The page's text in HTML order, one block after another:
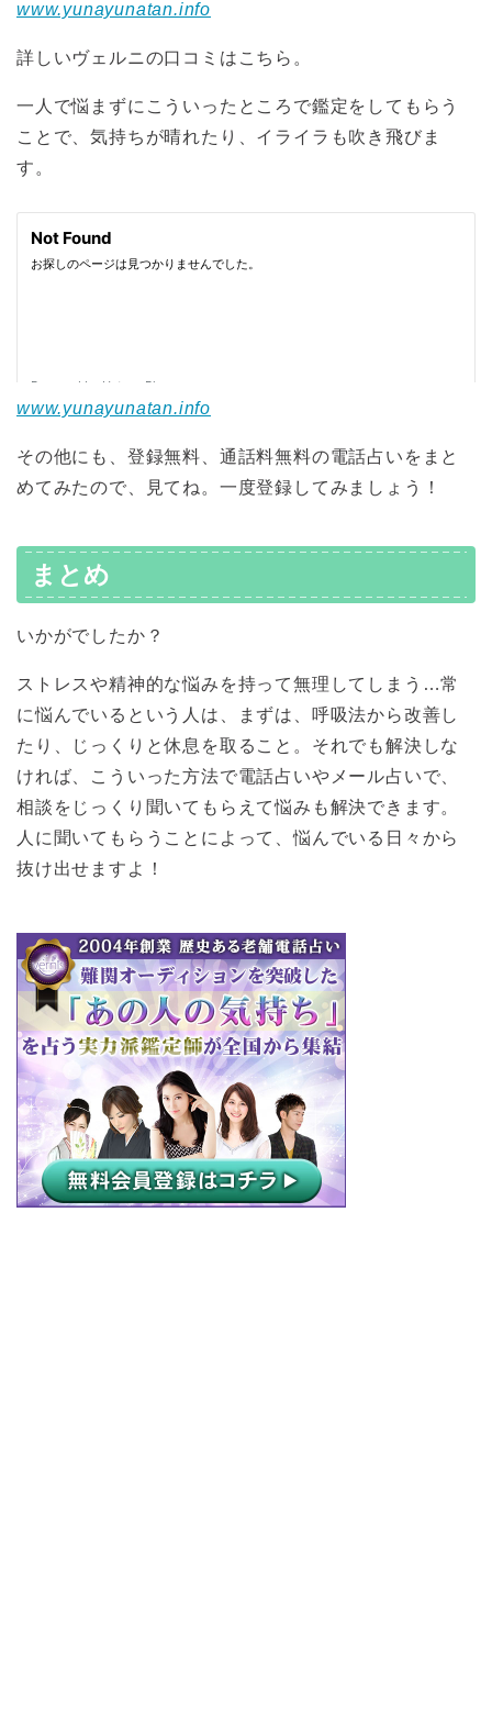
www.yunayunatan.info
詳しいヴェルニの口コミはこちら。
一人で悩まずにこういったところで鑑定をしてもらう
ことで、気持ちが晴れたり、イライラも吹き飛びま
す。
www.yunayunatan.info
その他にも、登録無料、通話料無料の電話占いをまと
めてみたので、見てね。一度登録してみましょう！
まとめ
いかがでしたか？
ストレスや精神的な悩みを持って無理してしまう…常
に悩んでいるという人は、まずは、呼吸法から改善し
たり、じっくりと休息を取ること。それでも解決しな
ければ、こういった方法で電話占いやメール占いで、
相談をじっくり聞いてもらえて悩みも解決できます。
人に聞いてもらうことによって、悩んでいる日々から
抜け出せますよ！